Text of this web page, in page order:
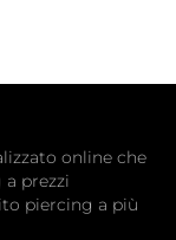
online che
prezzi
piercing a più